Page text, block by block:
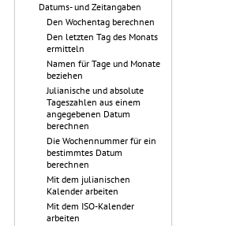
Datums- und Zeitangaben
Den Wochentag berechnen
Den letzten Tag des Monats
ermitteln
Namen für Tage und Monate
beziehen
Julianische und absolute
Tageszahlen aus einem
angegebenen Datum
berechnen
Die Wochennummer für ein
bestimmtes Datum
berechnen
Mit dem julianischen
Kalender arbeiten
Mit dem ISO-Kalender
arbeiten